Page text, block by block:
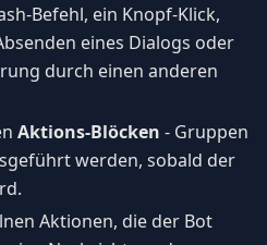
Befehl, ein Knopf-Klick,
eines Dialogs oder
durch einen anderen
Aktions-Blöcken - Gruppen
werden, sobald der
Aktionen, die der Bot